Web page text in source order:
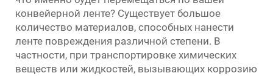
конвейерной ленте? Существует большое
количество материалов, способных нанести
ленте повреждения различной степени. В
частности, при транспортировке химических
веществ или жидкостей, вызывающих коррозию